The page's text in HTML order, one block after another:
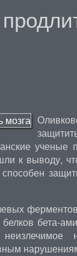
ученые
к выводу,
белков бета-
неизлечимое